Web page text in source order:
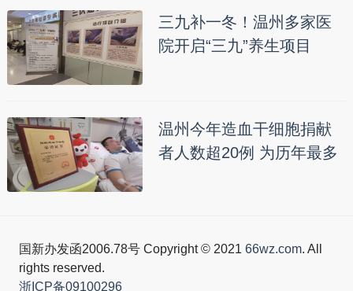
三九补一冬！温州多家医
院开启“三九”养生项目
温州今年造血干细胞捐献
者人数超20例 为历年最多
国新办发函2006.78号 Copyright © 2021 66wz.com. All
rights reserved.
浙ICP备09100296